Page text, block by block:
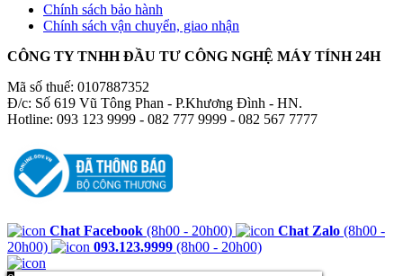
Chính sách bảo hành
Chính sách vận chuyển, giao nhận
CÔNG TY TNHH ĐẦU TƯ CÔNG NGHỆ MÁY TÍNH 24H
Mã số thuế: 0107887352
Đ/c: Số 619 Vũ Tông Phan - P.Khương Đình - HN.
Hotline: 093 123 9999 - 082 777 9999 - 082 567 7777
Chat Facebook (8h00 - 20h00) Chat Zalo (8h00 -
20h00)
093.123.9999 (8h00 - 20h00)